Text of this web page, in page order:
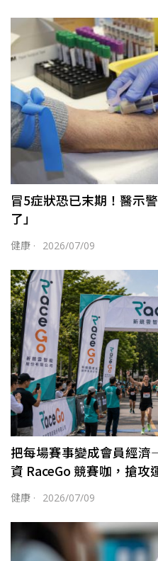
冒5症狀恐已末期！醫示
了」
健康 · 2026/07/09
把每場賽事變成會員經
資 RaceGo 競賽咖，搶攻
健康 · 2026/07/09